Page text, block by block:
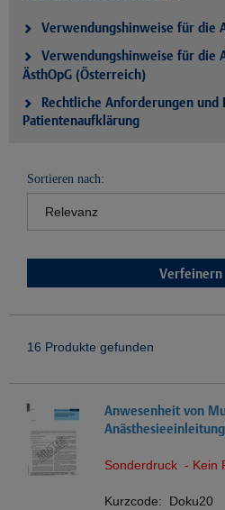
Verwendungshinweise für die
Verwendungshinweise für die
ÄsthOpG (Österreich)
Rechtliche Anforderungen und
Patientenaufklärung
Sortieren nach:
Verfeinern
16 Produkte gefunden
Anwesenheit von
Sonderdruck - Kein
Kurzcode: Doku20